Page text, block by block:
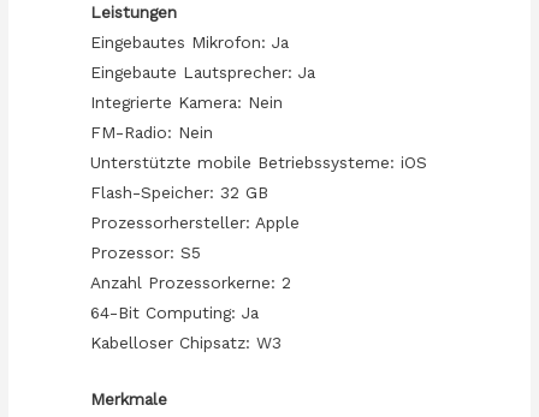
Leistungen
Eingebautes Mikrofon: Ja
Eingebaute Lautsprecher: Ja
Integrierte Kamera: Nein
FM-Radio: Nein
Unterstützte mobile Betriebssysteme: iOS
Flash-Speicher: 32 GB
Prozessorhersteller: Apple
Prozessor: S5
Anzahl Prozessorkerne: 2
64-Bit Computing: Ja
Kabelloser Chipsatz: W3
Merkmale